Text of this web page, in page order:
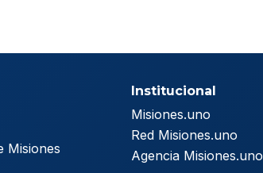
Misiones
Institucional
Misiones.uno
Red Misiones.uno
Agencia Misiones.uno